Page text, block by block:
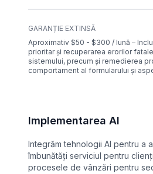
GARANȚIE EXTINSĂ
Aproximativ $50 - $300 / lună –
prioritar și recuperarea erorilor
sistemului, precum și remedierea
comportament al formularului și
Implementarea AI
Integrăm tehnologii AI pentru a
îmbunătăți serviciul pentru
procesele de vânzări pentru